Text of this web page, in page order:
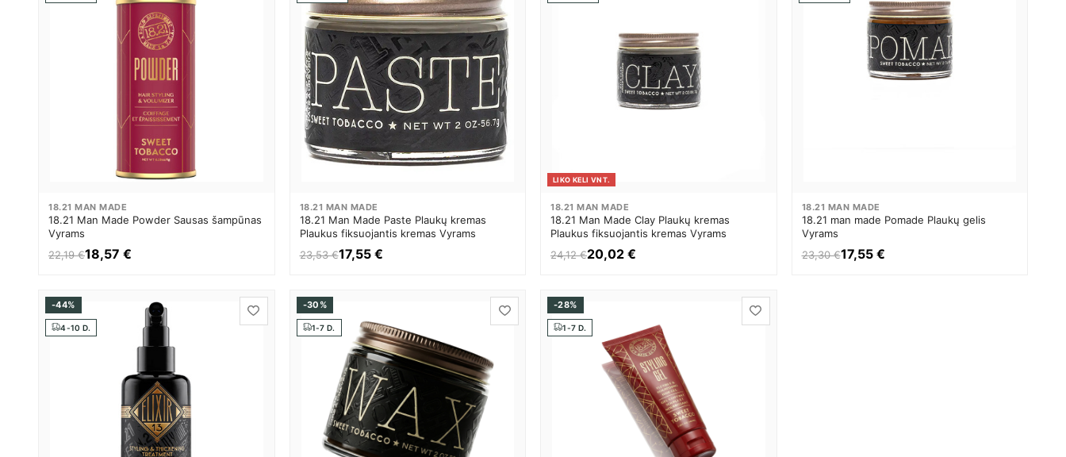
18.21 MAN MADE
18.21 Man Made Powder Sausas šampūnas
Vyrams
22,19 €18,57 €
18.21 MAN MADE
18.21 Man Made Paste Plaukų kremas
Plaukus fiksuojantis kremas Vyrams
23,53 €17,55 €
LIKO KELI VNT.
18.21 MAN MADE
18.21 Man Made Clay Plaukų kremas
Plaukus fiksuojantis kremas Vyrams
24,12 €20,02 €
18.21 MAN MADE
18.21 man made Pomade Plaukų gelis
Vyrams
23,30 €17,55 €
-44%
4-10 D.
-30%
1-7 D.
-28%
1-7 D.